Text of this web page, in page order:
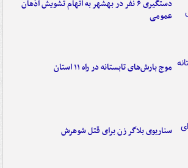
دستگیری ۶ نفر در بهشهر به اتهام تشویش اذهان
عمومی
موج بارش‌های تابستانه در راه ۱۱ استان
سناریوی بلاگر زن برای قتل شوهرش